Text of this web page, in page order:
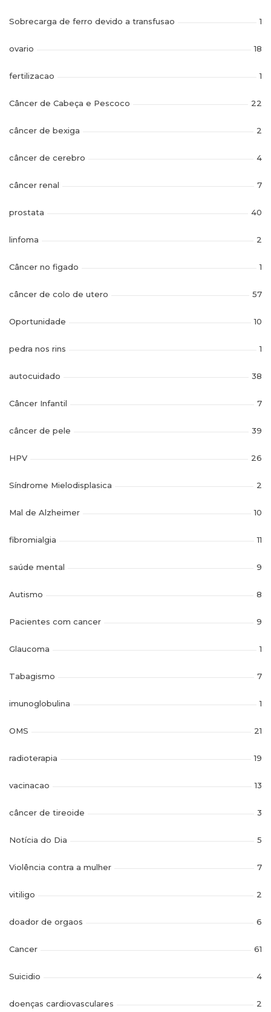
Sobrecarga de ferro devido a transfusao 1
ovario 18
fertilizacao 1
Câncer de Cabeça e Pescoco 22
câncer de bexiga 2
câncer de cerebro 4
câncer renal 7
prostata 40
linfoma 2
Câncer no figado 1
câncer de colo de utero 57
Oportunidade 10
pedra nos rins 1
autocuidado 38
Câncer Infantil 7
câncer de pele 39
HPV 26
Síndrome Mielodisplasica 2
Mal de Alzheimer 10
fibromialgia 11
saúde mental 9
Autismo 8
Pacientes com cancer 9
Glaucoma 1
Tabagismo 7
imunoglobulina 1
OMS 21
radioterapia 19
vacinacao 13
câncer de tireoide 3
Notícia do Dia 5
Violência contra a mulher 7
vitiligo 2
doador de orgaos 6
Cancer 61
Suicidio 4
doenças cardiovasculares 2